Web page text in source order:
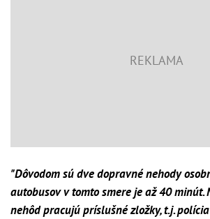
"Dôvodom sú dve dopravné nehody
autobusov v tomto smere je až 40 minút.
nehôd pracujú príslušné zložky, t.j.